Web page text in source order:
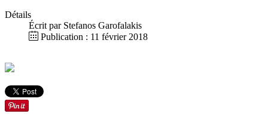
Détails
Écrit par Stefanos Garofalakis
Publication : 11 février 2018